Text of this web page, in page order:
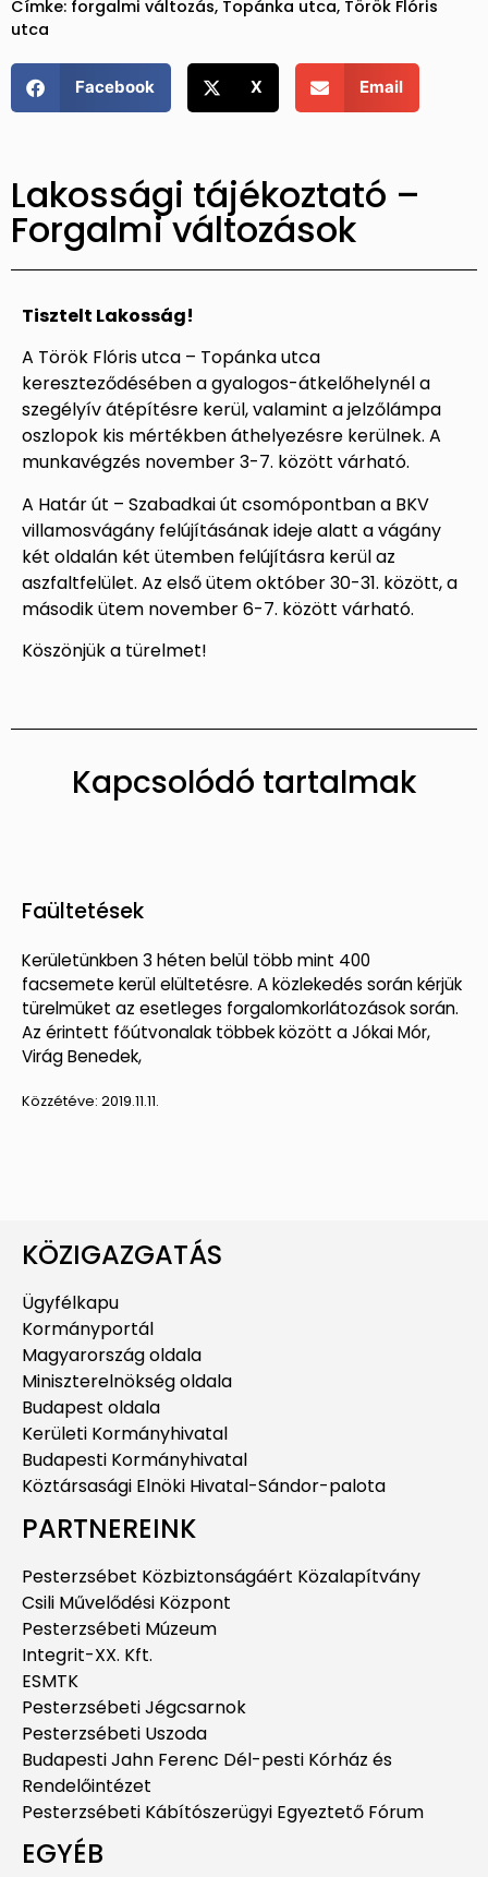
Címke: forgalmi változás, Topánka utca, Török Flóris
utca
Facebook X Email
Lakossági tájékoztató –
Forgalmi változások
Tisztelt Lakosság!
A Török Flóris utca – Topánka utca
kereszteződésében a gyalogos-átkelőhelynél a
szegélyív átépítésre kerül, valamint a jelzőlámpa
oszlopok kis mértékben áthelyezésre kerülnek. A
munkavégzés november 3-7. között várható.
A Határ út – Szabadkai út csomópontban a BKV
villamosvágány felújításának ideje alatt a vágány
két oldalán két ütemben felújításra kerül az
aszfaltfelület. Az első ütem október 30-31. között, a
második ütem november 6-7. között várható.
Köszönjük a türelmet!
Kapcsolódó tartalmak
Faültetések
Kerületünkben 3 héten belül több mint 400
facsemete kerül elültetésre. A közlekedés során kérjük
türelmüket az esetleges forgalomkorlátozások során.
Az érintett főútvonalak többek között a Jókai Mór,
Virág Benedek,
Közzétéve: 2019.11.11.
KÖZIGAZGATÁS
Ügyfélkapu
Kormányportál
Magyarország oldala
Miniszterelnökség oldala
Budapest oldala
Kerületi Kormányhivatal
Budapesti Kormányhivatal
Köztársasági Elnöki Hivatal-Sándor-palota
PARTNEREINK
Pesterzsébet Közbiztonságáért Közalapítvány
Csili Művelődési Központ
Pesterzsébeti Múzeum
Integrit-XX. Kft.
ESMTK
Pesterzsébeti Jégcsarnok
Pesterzsébeti Uszoda
Budapesti Jahn Ferenc Dél-pesti Kórház és
Rendelőintézet
Pesterzsébeti Kábítószerügyi Egyeztető Fórum
EGYÉB